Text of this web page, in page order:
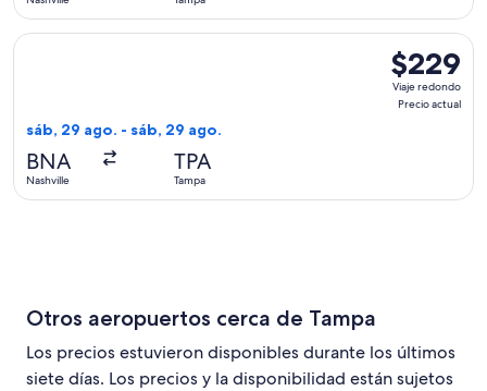
$229
Viaje
redondo,
$229
Viaje redondo
Precio actual
sáb, 29 ago. - sáb, 29 ago.
BNA
Nashville
TPA
Tampa
Seleccionar vuelo de JetBlue Airways, con salida el sáb,
Otros aeropuertos cerca de Tampa
Los precios estuvieron disponibles durante los últimos
siete días. Los precios y la disponibilidad están sujetos